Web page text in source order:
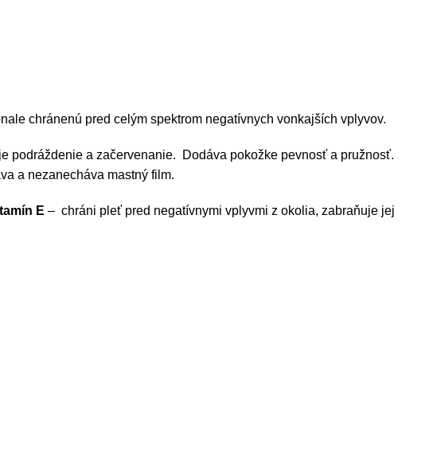
chránenú pred celým spektrom negatívnych vonkajších vplyvov.
podráždenie a začervenanie. Dodáva pokožke pevnosť a pružnosť.
a nezanecháva mastný film.
E – chráni pleť pred negatívnymi vplyvmi z okolia, zabraňuje jej